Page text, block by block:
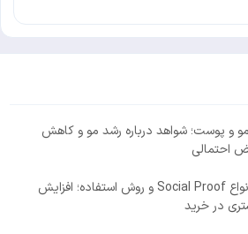
و پوست؛ شواهد درباره رشد مو و کاهش
احتمالی
اثبات اجتماعی چیست؟؛ انواع Social Proof و روش استفاده؛ افزایش
در خرید